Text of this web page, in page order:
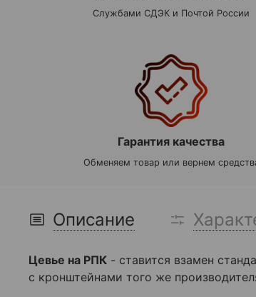
Службами СДЭК и Почтой России
Гарантия качества
Обменяем товар или вернем
Описание
Цевье на РПК - ставится взамен
с кронштейнами того же